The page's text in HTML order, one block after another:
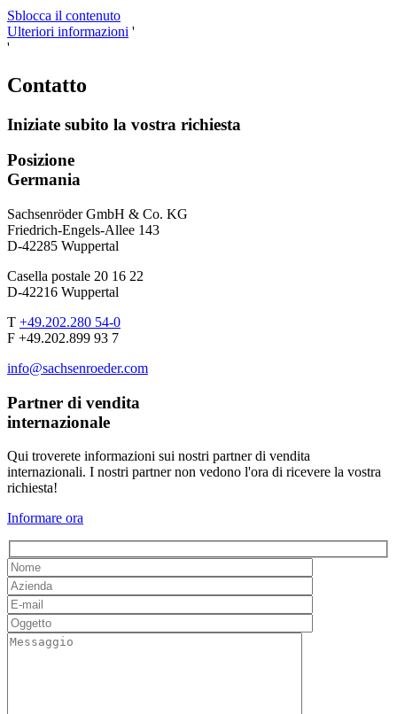
Sblocca il contenuto
Ulteriori informazioni '
'
Contatto
Iniziate subito la vostra richiesta
Posizione
Germania
Sachsenröder GmbH & Co. KG
Friedrich-Engels-Allee 143
D-42285 Wuppertal
Casella postale 20 16 22
D-42216 Wuppertal
T +49.202.280 54-0
F +49.202.899 93 7
info@sachsenroeder.com
Partner di vendita
internazionale
Qui troverete informazioni sui nostri partner di vendita
internazionali. I nostri partner non vedono l'ora di ricevere la vostra
richiesta!
Informare ora